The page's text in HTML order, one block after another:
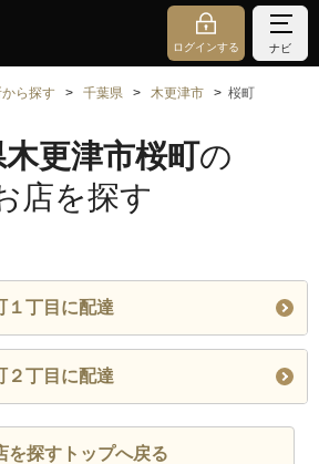
ログインする ナビ
ら探す 千葉県 木更津市 桜町
更津市桜町の
店を探す
１丁目に配達
２丁目に配達
を探すトップへ戻る